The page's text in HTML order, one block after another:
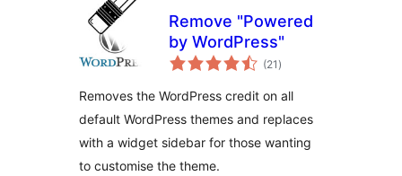
Remove "Powered
by WordPress"
(21 общий
рейтинг
)
Removes the WordPress credit on all
default WordPress themes and replaces
with a widget sidebar for those wanting
to customise the theme.